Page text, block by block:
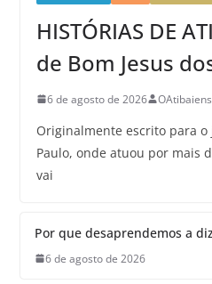
HISTÓRIAS DE
de Bom Jesus
6 de agosto de 2026
Originalmente escrito para o
Paulo, onde atuou por mais
vai
Por que desaprendemos a
6 de agosto de 2026